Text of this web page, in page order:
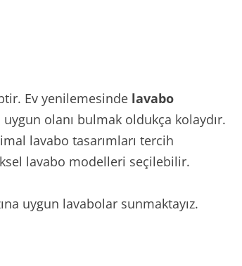
Ev yenilemesinde lavabo
olanı bulmak oldukça kolaydır.
lavabo tasarımları tercih
lavabo modelleri seçilebilir.
uygun lavabolar sunmaktayız.